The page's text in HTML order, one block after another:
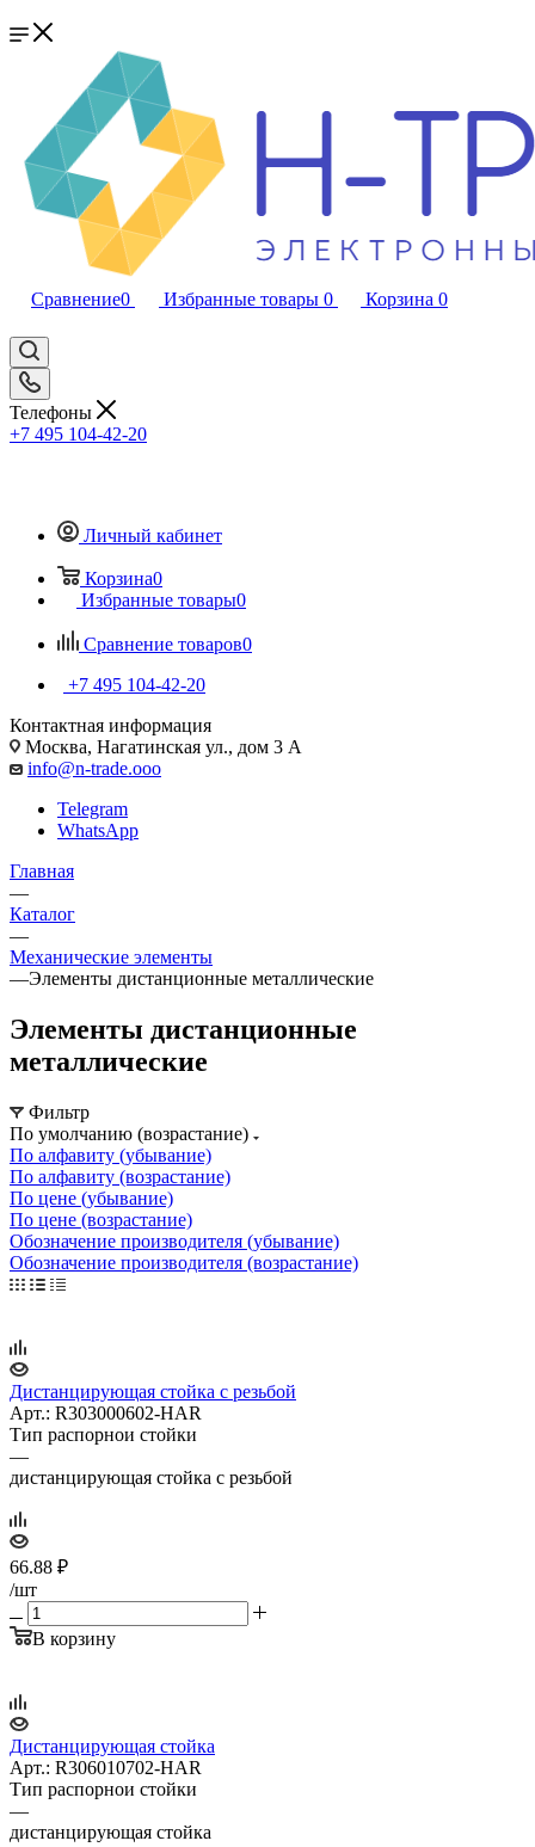
Сравнение0 Избранные товары 0 Корзина 0
Телефоны
+7 495 104-42-20
Личный кабинет
Корзина0
Избранные товары0
Сравнение товаров0
+7 495 104-42-20
Контактная информация
Москва, Нагатинская ул., дом 3 А
info@n-trade.ooo
Telegram
WhatsApp
Главная
—
Каталог
—
Механические элементы
—Элементы дистанционные металлические
Элементы дистанционные
металлические
Фильтр
По умолчанию (возрастание)
По алфавиту (убывание)
По алфавиту (возрастание)
По цене (убывание)
По цене (возрастание)
Обозначение производителя (убывание)
Обозначение производителя (возрастание)
Дистанцирующая стойка с резьбой
Арт.: R303000602-HAR
Тип распорнои стойки
—
дистанцирующая стойка с резьбой
66.88 ₽
/шт
В корзину
Дистанцирующая стойка
Арт.: R306010702-HAR
Тип распорнои стойки
—
дистанцирующая стойка